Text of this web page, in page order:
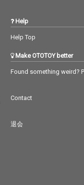
Help
Help Top
Make OTOTOY better
Found something weird?
Contact
退会